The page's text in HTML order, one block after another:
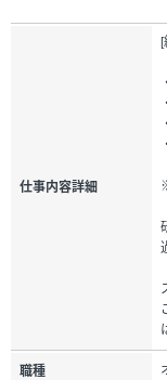
仕事内容詳細
職種